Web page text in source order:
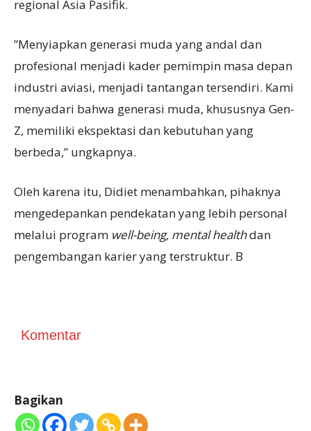
regional Asia Pasifik.
”Menyiapkan generasi muda yang andal dan
profesional menjadi kader pemimpin masa depan
industri aviasi, menjadi tantangan tersendiri. Kami
menyadari bahwa generasi muda, khususnya Gen-
Z, memiliki ekspektasi dan kebutuhan yang
berbeda,” ungkapnya.
Oleh karena itu, Didiet menambahkan, pihaknya
mengedepankan pendekatan yang lebih personal
melalui program well-being, mental healthdan
pengembangan karier yang terstruktur. B
Komentar
Bagikan